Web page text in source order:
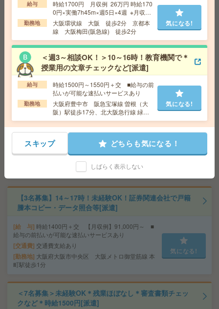
勤務地 出戸駅徒歩1分、加美駅徒歩25分
時給1640円＊【出戸駅すぐ】長期〇サポート業務！残業
なし！土日祝休み[派遣]
給 与 時給1640円 月収例 262,400円
交通費 全額支給
勤務地 出戸駅徒歩1分、加美駅徒歩25分
気になる!
【週2日～＆土日休】料理の手伝いなど少人数の施設で自
立を支援[派遣]
給 与 時給1600円～ ■週払いOK
交通費全額支給
【大阪市城東区】京橋(大阪府)・蒲生四丁目・
鴫野・関目・野江など勤務地多数！
【3名募集】14～17時！未経験OK！証券関連会社で戸籍
謄本コピー・データ照合等[派遣]
給 与 時給1400円＋交 【月収例】91,000円～ ■
給与の前払いが可能な速払いサービスあり
交通費 交通費支給あり
勤務地 大阪府大阪市中央区 大阪メトロ御堂筋線 本
町駅徒歩1分
気になる!
＜7名募集＞未経験OK＊残業ほぼなし＊審査書類チェッ
クなど＊時給1500円[派遣]
給与
時給1700円 月収例 26万円 時給170
0円×実働7h45m×週5日×4週 ※月収例
を保証するものではありません。
勤務地
大阪環状線 大阪 徒歩2分 京都本
線 大阪梅田(阪急線) 徒歩2分
気になる!
＜週3～相談OK！＞10～16時！教育機関で＊
授業用の文章チェックなど[派遣]
給与
時給1500円～1550円＋交 ■給与の前
払いが可能な速払いサービスあり
勤務地
大阪府豊中市 阪急宝塚線 曽根（大
阪）駅徒歩17分、北大阪急行線 緑地
公園駅徒歩9分
気になる!
スキップ どちらも気になる！
しばらく表示しない